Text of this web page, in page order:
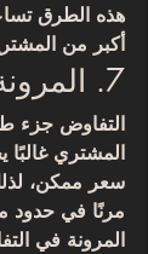
هذه الطرق
أكبر من
7. المرونة في التفاوض
التفاوض جزء
المشتري
سعر ممكن،
مرنًا في حدود
المرونة في